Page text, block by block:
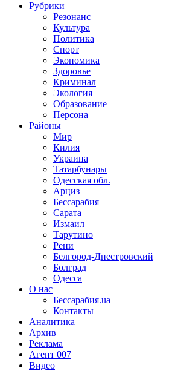
Рубрики
Резонанс
Культура
Политика
Спорт
Экономика
Здоровье
Криминал
Экология
Образование
Персона
Районы
Мир
Килия
Украина
Татарбунары
Одесская обл.
Арциз
Бессарабия
Сарата
Измаил
Тарутино
Рени
Белгород-Днестровский
Болград
Одесса
О нас
Бессарабия.ua
Контакты
Аналитика
Архив
Реклама
Агент 007
Видео